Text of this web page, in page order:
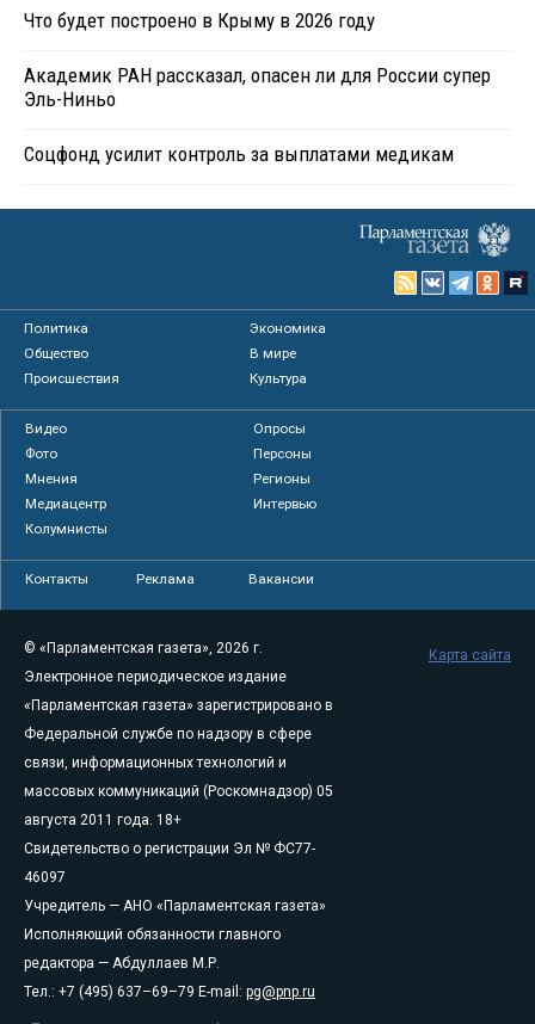
Что будет построено в Крыму в 2026 году
Академик РАН рассказал, опасен ли для России супер
Эль-Ниньо
Соцфонд усилит контроль за выплатами медикам
Политика
Экономика
Общество
В мире
Происшествия
Культура
Видео
Опросы
Фото
Персоны
Мнения
Регионы
Медиацентр
Интервью
Колумнисты
Контакты Реклама Вакансии
© «Парламентская газета», 2026 г.
Электронное периодическое издание
«Парламентская газета» зарегистрировано в
Федеральной службе по надзору в сфере
связи, информационных технологий и
массовых коммуникаций (Роскомнадзор) 05
августа 2011 года. 18+
Свидетельство о регистрации Эл № ФС77-
46097
Учредитель — АНО «Парламентская газета»
Исполняющий обязанности главного
редактора — Абдуллаев М.Р.
Тел.: +7 (495) 637–69–79 E-mail: pg@pnp.ru
Карта сайта